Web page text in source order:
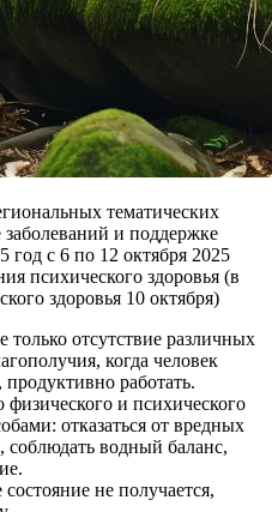
тематических
и поддержке
год с 6 по 12 октября 2025
психического здоровья (в
здоровья 10 октября)
только отсутствие различных
когда человек
работать.
физического и психического
отказаться от вредных
соблюдать водный баланс,
не получается,